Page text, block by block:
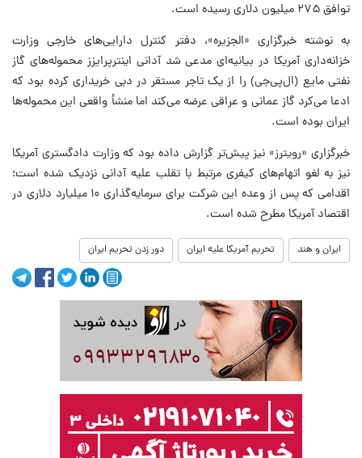
توافق ۲۷۵ میلیون دلاری رسیده است.
به نوشته خبرگزاری «الجزیره»، دفتر کنترل دارایی‌های خارجی وزارت
خزانه‌داری آمریکا در بیانیه‌ای مدعی شد آدانی اینترپرایزز محموله‌های گاز
نفتی مایع (ال‌پی‌جی) را از یک تاجر مستقر در دبی خریداری کرده بود که
ادعا می‌کرد گاز عمانی و عراقی عرضه می‌کند اما منشأ واقعی این محموله‌ها
ایران بوده است.
خبرگزاری «رویترز» نیز پیش‌تر گزارش داده بود که وزارت دادگستری آمریکا
نیز به لغو اتهام‌های کیفری مرتبط با تقلب علیه آدانی نزدیک شده است؛
اقدامی که پس از وعده این شرکت برای سرمایه‌گذاری ۱۰ میلیارد دلاری در
اقتصاد آمریکا مطرح شده است.
ایران و هند تحریم آمریکا علیه ایران دور زدن تحریم ایران